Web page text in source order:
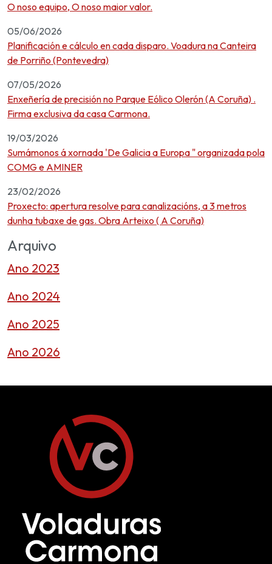
O noso equipo, O noso maior valor.
05/06/2026
Planificación e cálculo en cada disparo. Voadura na Canteira
de Porriño (Pontevedra)
07/05/2026
Enxeñería de precisión no Parque Eólico Olerón (A Coruña) .
Firma exclusiva da casa Carmona.
19/03/2026
Sumámonos á xornada 'De Galicia a Europa " organizada pola
COMG e AMINER
23/02/2026
Proxecto: apertura resolve para canalizacións, a 3 metros
dunha tubaxe de gas. Obra Arteixo ( A Coruña)
Arquivo
Ano 2023
Ano 2024
Ano 2025
Ano 2026